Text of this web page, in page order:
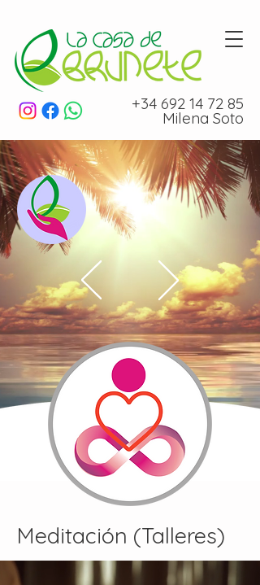
+34 692 14 72 85
Milena Soto
Meditación (Talleres)